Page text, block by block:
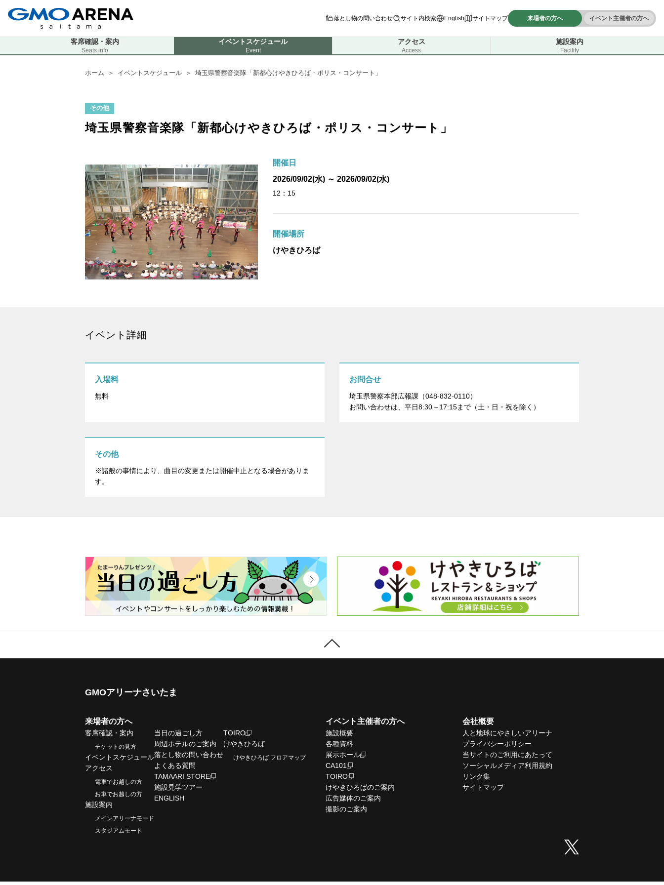
落とし物の問い合わせ サイト内検索 English サイトマップ 来場者の方へ イベント主催者の方へ
客席確認・案内
Seats info
イベントスケジュール
Event
アクセス
Access
施設案内
Facility
ホーム ＞ イベントスケジュール ＞ 埼玉県警察音楽隊「新都心けやきひろば・ポリス・コンサート」
その他
埼玉県警察音楽隊「新都心けやきひろば・ポリス・コンサート」
開催日
2026/09/02(水) ～ 2026/09/02(水)
12：15
開催場所
けやきひろば
イベント詳細
入場料
無料
お問合せ
埼玉県警察本部広報課（048-832-0110）
お問い合わせは、平日8:30～17:15まで（土・日・祝を除く）
その他
※諸般の事情により、曲目の変更または開催中止となる場合がありま
す。
GMOアリーナさいたま
来場者の方へ
客席確認・案内
チケットの見方
イベントスケジュール
アクセス
電車でお越しの方
お車でお越しの方
施設案内
メインアリーナモード
スタジアムモード
当日の過ごし方
周辺ホテルのご案内
落とし物の問い合わせ
よくある質問
TAMAARI STORE
施設見学ツアー
ENGLISH
TOIRO
けやきひろば
けやきひろば フロアマップ
イベント主催者の方へ
施設概要
各種資料
展示ホール
CA101
TOIRO
けやきひろばのご案内
広告媒体のご案内
撮影のご案内
会社概要
人と地球にやさしいアリーナ
プライバシーポリシー
当サイトのご利用にあたって
ソーシャルメディア利用規約
リンク集
サイトマップ